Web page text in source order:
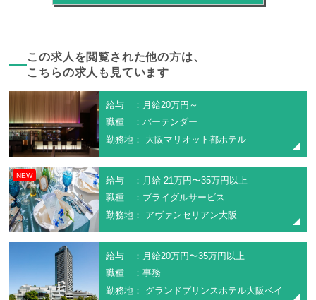
この求人を閲覧された他の方は、
こちらの求人も見ています
給与 ：月給20万円～
職種 ：バーテンダー
勤務地： 大阪マリオット都ホテル
NEW
給与 ：月給 21万円〜35万円以上
職種 ：ブライダルサービス
勤務地： アヴァンセリアン大阪
給与 ：月給20万円〜35万円以上
職種 ：事務
勤務地： グランドプリンスホテル大阪ベイ